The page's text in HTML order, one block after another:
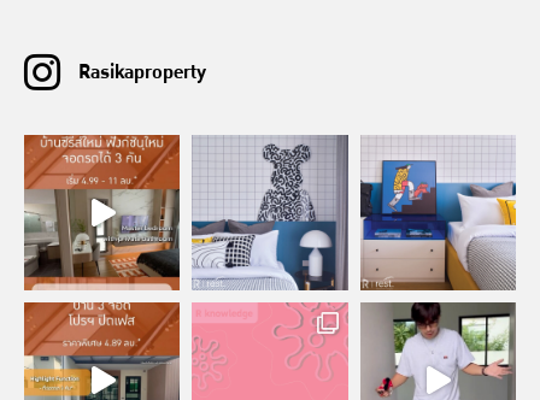
Rasikaproperty